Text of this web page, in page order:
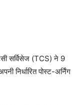
सर्विसेज (TCS) ने 9
निर्धारित पोस्ट-अर्निंग